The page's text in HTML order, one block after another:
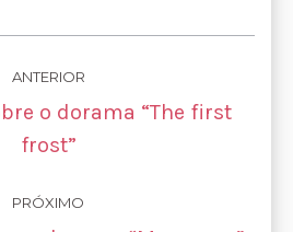
ANTERIOR
Post
anterior:
o dorama “The first
frost”
PRÓXIMO